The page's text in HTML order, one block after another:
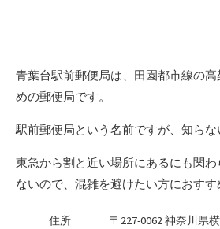
青葉台駅前郵便局は、田園都市線の
めの郵便局です。
駅前郵便局という名前ですが、知らな
東急から割と近い場所にあるにも関
ないので、混雑を避けたい方におすす
住所 〒227-0062 神奈川県